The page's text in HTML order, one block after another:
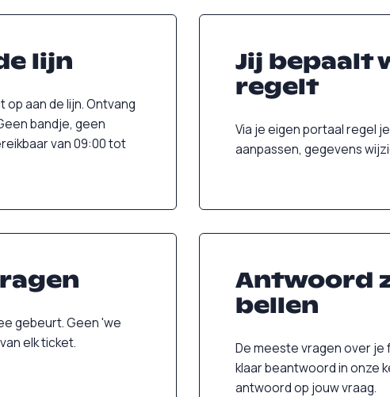
lijn
aan de lijn. Ontvang
bandje, geen
van 09:00 tot
Jij bepaalt
regelt
Via je eigen portaal regel
aanpassen, gegevens
gebeurt. Geen 'we
elk ticket.
Antwoord
bellen
De meeste vragen over
klaar beantwoord in onze
antwoord op jouw vraag.